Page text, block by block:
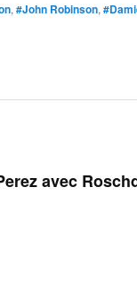
, #John Robinson,
avec